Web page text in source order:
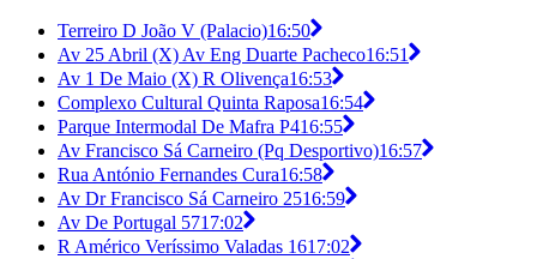
Terreiro D João V (Palacio)16:50
Av 25 Abril (X) Av Eng Duarte Pacheco16:51
Av 1 De Maio (X) R Olivença16:53
Complexo Cultural Quinta Raposa16:54
Parque Intermodal De Mafra P416:55
Av Francisco Sá Carneiro (Pq Desportivo)16:57
Rua António Fernandes Cura16:58
Av Dr Francisco Sá Carneiro 2516:59
Av De Portugal 5717:02
R Américo Veríssimo Valadas 1617:02